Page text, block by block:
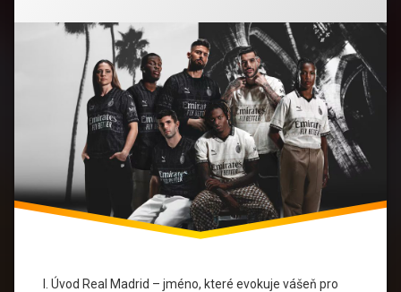
I. Úvod Real Madrid – jméno, které evokuje vášeň pro
Propagace
Madrid
Móda
v
Světě
Sportovního